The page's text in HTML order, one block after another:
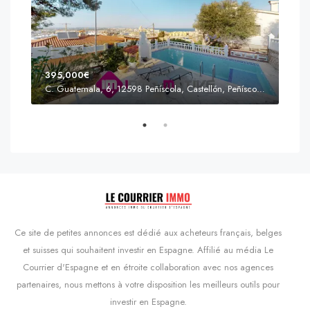
395,000€
C. Guatemala, 6, 12598 Peñíscola, Castellón, Peñíscola, Communauté valencienne
Ce site de petites annonces est dédié aux acheteurs français, belges
et suisses qui souhaitent investir en Espagne. Affilié au média Le
Courrier d'Espagne et en étroite collaboration avec nos agences
partenaires, nous mettons à votre disposition les meilleurs outils pour
investir en Espagne.